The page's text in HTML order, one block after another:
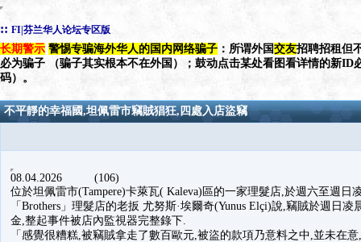
:: FI|芬兰华人论坛专区版
长期警示 警惕专骗海外华人的国内网络骗子 ：所谓外国交友招聘招租但
必为骗子 （骗子其实根本不在外国）；鼓动点击某处看图看详情的新ID
码）。
不平靜的幸福國,坦佩雷市竊賊猖狂,四處入店盜竊
08.04.2026 (106)
位於坦佩雷市(Tampere)卡萊瓦( Kaleva)區的一家理髮店,於週六至週日
「Brothers」理髮店的老扳 尤努斯·埃爾奇(Yunus Elçi)說,竊賊於週日
金,整起事件被店內監視器完整錄下.
「感覺很糟糕,被竊賊拿走了數百歐元,被盜的款項乃意料之中,並未在